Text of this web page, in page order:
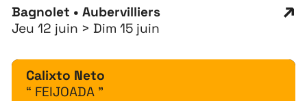
À propos
Projets
Bagnolet • Aubervilliers
Jeu 12 juin > Dim 15 juin
Calixto Neto
“ FEIJOADA ”